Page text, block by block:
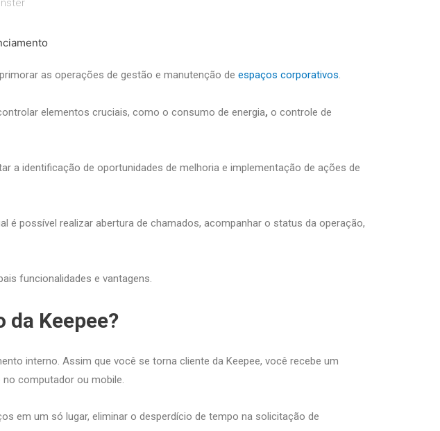
as operações de gestão e manutenção de espaços corporativos.
elementos cruciais, como o consumo de energia, o controle de
a identificação de oportunidades de melhoria e implementação de ações de
é possível realizar abertura de chamados, acompanhar o status da operação,
funcionalidades e vantagens.
Keepee?
interno. Assim que você se torna cliente da Keepee, você recebe um
computador ou mobile.
em um só lugar, eliminar o desperdício de tempo na solicitação de